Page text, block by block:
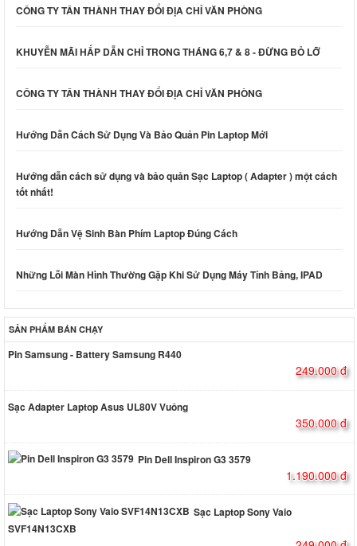
CÔNG TY TÂN THÀNH THAY ĐỔI ĐỊA CHỈ VĂN PHÒNG
KHUYỄN MÃI HẤP DẪN CHỈ TRONG THÁNG 6,7 & 8 - ĐỪNG BỎ LỠ
CÔNG TY TÂN THÀNH THAY ĐỔI ĐỊA CHỈ VĂN PHÒNG
Hướng Dẫn Cách Sử Dụng Và Bảo Quản Pin Laptop Mới
Hướng dẫn cách sử dụng và bảo quản Sạc Laptop ( Adapter ) một cách
tốt nhất!
Hướng Dẫn Vệ Sinh Bàn Phím Laptop Đúng Cách
Những Lỗi Màn Hình Thường Gặp Khi Sử Dụng Máy Tính Bảng, IPAD
SẢN PHẨM BÁN CHẠY
Pin Samsung - Battery Samsung R440
249.000 đ
Sạc Adapter Laptop Asus UL80V Vuông
350.000 đ
Pin Dell Inspiron G3 3579
1.190.000 đ
Sạc Laptop Sony Vaio
SVF14N13CXB